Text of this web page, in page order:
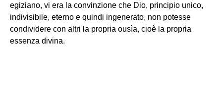
egiziano, vi era la convinzione che Dio, principio unico,
indivisibile, eterno e quindi ingenerato, non potesse
condividere con altri la propria ousìa, cioè la propria
essenza divina.